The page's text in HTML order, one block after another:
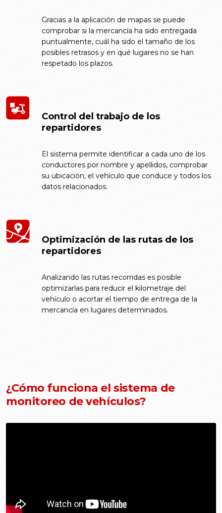
Gracias a la aplicación de mapas se puede
comprobar si la mercancía ha sido entregada
puntualmente, cuál ha sido el tamaño de los
posibles retrasos y en qué lugares no se han
respetado los plazos.
Control del trabajo de los
repartidores
El sistema permite identificar a cada uno de los
conductores por nombre y apellidos, comprobar
su ubicación, el vehículo que conduce y todos los
datos relacionados.
Optimización de las rutas de los
repartidores
Analizando las rutas recorridas es posible
optimizarlas para reducir el kilometraje del
vehículo o acortar el tiempo de entrega de la
mercancía en lugares determinados.
¿Cómo funciona el sistema de
monitoreo de vehículos?